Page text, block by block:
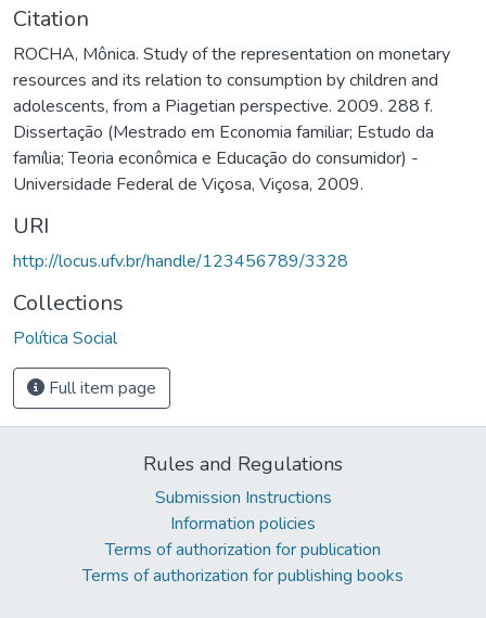
Citation
ROCHA, Mônica. Study of the representation on monetary
resources and its relation to consumption by children and
adolescents, from a Piagetian perspective. 2009. 288 f.
Dissertação (Mestrado em Economia familiar; Estudo da
família; Teoria econômica e Educação do consumidor) -
Universidade Federal de Viçosa, Viçosa, 2009.
URI
http://locus.ufv.br/handle/123456789/3328
Collections
Política Social
Full item page
Rules and Regulations
Submission Instructions
Information policies
Terms of authorization for publication
Terms of authorization for publishing books